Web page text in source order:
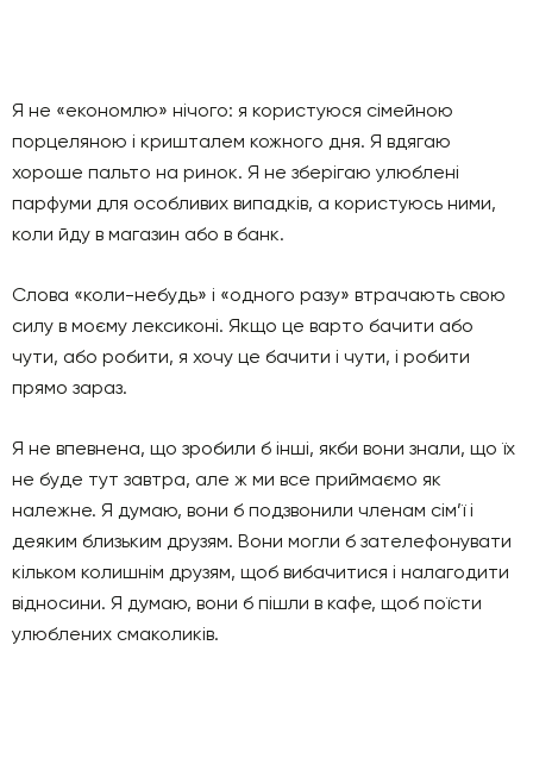
Я не «економлю» нічого: я користуюся сімейною
порцеляною і кришталем кожного дня. Я вдягаю
хороше пальто на ринок. Я не зберігаю улюблені
парфуми для особливих випадків, а користуюсь ними,
коли йду в магазин або в банк.
Слова «коли-небудь» і «одного разу» втрачають свою
силу в моєму лексиконі. Якщо це варто бачити або
чути, або робити, я хочу це бачити і чути, і робити
прямо зараз.
Я не впевнена, що зробили б інші, якби вони знали, що їх
не буде тут завтра, але ж ми все приймаємо як
належне. Я думаю, вони б подзвонили члeнам сім’ї і
деяким близьким друзям. Вони могли б зателефонувати
кільком колишнім друзям, щоб вибачитися і налагодити
відносини. Я думаю, вони б пішли в кафе, щоб поїсти
улюблених смаколиків.